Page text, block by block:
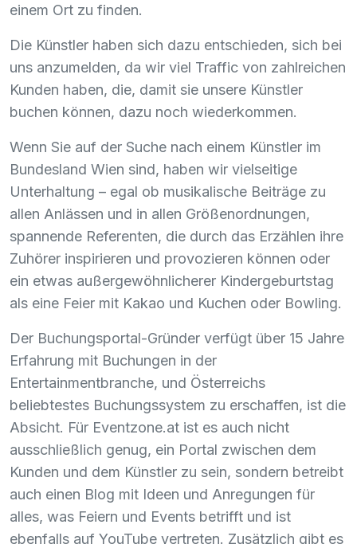
einem Ort zu finden.
Die Künstler haben sich dazu entschieden, sich bei
uns anzumelden, da wir viel Traffic von zahlreichen
Kunden haben, die, damit sie unsere Künstler
buchen können, dazu noch wiederkommen.
Wenn Sie auf der Suche nach einem Künstler im
Bundesland Wien sind, haben wir vielseitige
Unterhaltung – egal ob musikalische Beiträge zu
allen Anlässen und in allen Größenordnungen,
spannende Referenten, die durch das Erzählen ihre
Zuhörer inspirieren und provozieren können oder
ein etwas außergewöhnlicherer Kindergeburtstag
als eine Feier mit Kakao und Kuchen oder Bowling.
Der Buchungsportal-Gründer verfügt über 15 Jahre
Erfahrung mit Buchungen in der
Entertainmentbranche, und Österreichs
beliebtestes Buchungssystem zu erschaffen, ist die
Absicht. Für Eventzone.at ist es auch nicht
ausschließlich genug, ein Portal zwischen dem
Kunden und dem Künstler zu sein, sondern betreibt
auch einen Blog mit Ideen und Anregungen für
alles, was Feiern und Events betrifft und ist
ebenfalls auf YouTube vertreten. Zusätzlich gibt es